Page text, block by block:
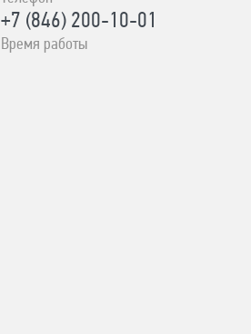
+7 (846) 200-10-01
Время работы